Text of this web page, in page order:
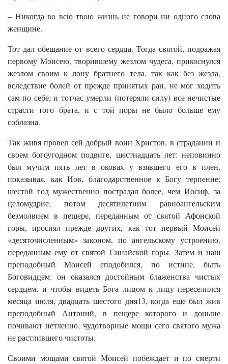
– Никогда во всю твою жизнь не говори ни одного слова
женщине.
Тот дал обещание от всего сердца. Тогда святой, подражая
первому Моисею, творившему жезлом чудеса, прикоснулся
жезлом своим к лону братнего тела, так как без жезла,
вследствие болей от прежде принятых ран, не мог ходить
сам по себе; и тотчас умерли (потеряли силу) все нечистые
страсти того брата, и с той поры не было больше ему
соблазна.
Так живя провел сей добрый воин Христов, в страдании и
своем богоугодном подвиге, шестнадцать лет: неповинно
был мучим пять лет в оковах у взявшего его в плен,
показывая, как Иов, благодарственное к Богу терпение;
шестой год мужественно пострадал более, чем Иосиф, за
целомудрие; потом десятилетним равноангельским
безмолвием в пещере, переданным от святой Афонской
горы, просиял прежде других, как тот первый Моисей
«десяточисленным» законом, по ангельскому устроению,
переданным ему от святой Синайской горы. Затем и наш
преподобный Моисей сподобился, по истине, быть
Боговидцем: он оказался достойным блаженства чистых
сердцем, и чтобы видеть Бога лицом к лицу переселился
месяца июля, двадцать шестого дня13, когда еще был жив
преподобный Антоний, в пещере которого и доныне
почивают нетленно, чудотворные мощи сего святого мужа
не растлившего чистоты.
Своими мощами святой Моисей побеждает и по смерти